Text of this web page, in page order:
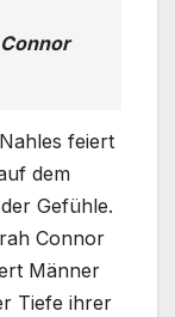
feiert
dem
Gefühle.
Connor
Männer
Tiefe ihrer